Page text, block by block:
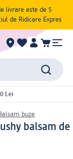
livrare este de 5
de Ridicare Expres
Lei
buze
balsam de